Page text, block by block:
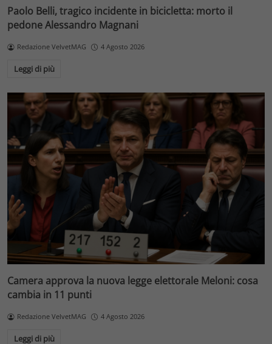
Paolo Belli, tragico incidente in bicicletta: morto il
pedone Alessandro Magnani
Redazione VelvetMAG 4 Agosto 2026
Leggi di più
Camera approva la nuova legge elettorale Meloni: cosa
cambia in 11 punti
Redazione VelvetMAG 4 Agosto 2026
Leggi di più